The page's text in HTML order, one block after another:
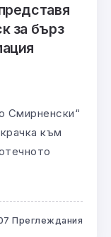
за бърз
Смирненски“
към
Преглеждания